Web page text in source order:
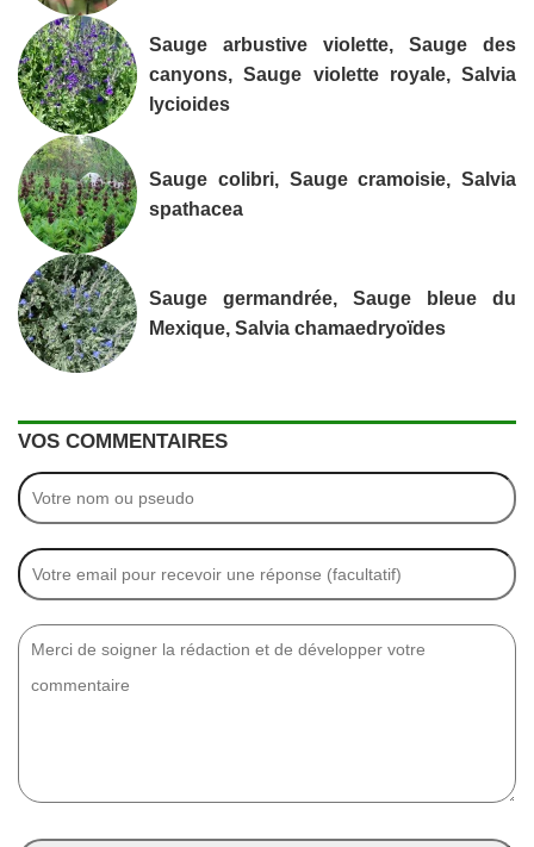
Sauge arbustive violette, Sauge des
canyons, Sauge violette royale, Salvia
lycioides
Sauge colibri, Sauge cramoisie, Salvia
spathacea
Sauge germandrée, Sauge bleue du
Mexique, Salvia chamaedryoïdes
VOS COMMENTAIRES